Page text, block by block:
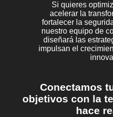
Si quieres
acelerar la
fortalecer la
nuestro equipo de
diseñará las
impulsan el
Conectamos
objetivos con la
hace